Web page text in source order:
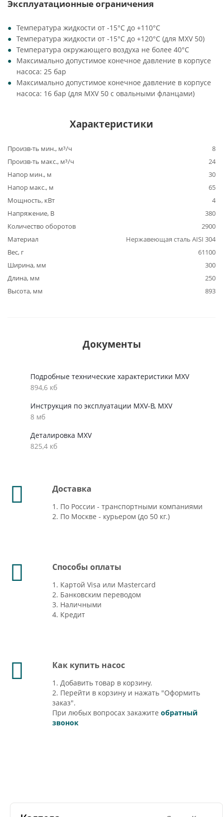
Эксплуатационные ограничения
Температура жидкости от -15°C до +110°C
Температура жидкости от -15°C до +120°C (для MXV 50)
Температура окружающего воздуха не более 40°C
Максимально допустимое конечное давление в корпусе
насоса: 25 бар
Максимально допустимое конечное давление в корпусе
насоса: 16 бар (для MXV 50 с овальными фланцами)
Характеристики
Произв-ть мин., м³/ч
8
Произв-ть макс., м³/ч
24
Напор мин., м
30
Напор макс., м
65
Мощность, кВт
4
Напряжение, В
380
Количество оборотов
2900
Материал
Нержавеющая сталь AISI 304
Вес, г
61100
Ширина, мм
300
Длина, мм
250
Высота, мм
893
Документы
Подробные технические характеристики MXV
894,6 кб
Инструкция по эксплуатации MXV-B, MXV
8 мб
Деталировка MXV
825,4 кб
Доставка
1. По России - транспортными компаниями
2. По Москве - курьером (до 50 кг.)
Способы оплаты
1. Картой Visa или Mastercard
2. Банковским переводом
3. Наличными
4. Кредит
Как купить насос
1. Добавить товар в корзину.
2. Перейти в корзину и нажать "Оформить
заказ".
При любых вопросах закажите обратный
звонок